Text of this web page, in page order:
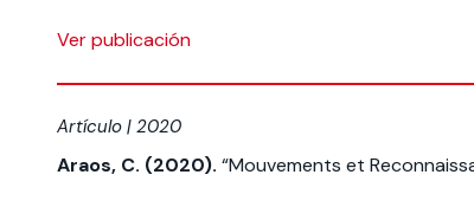
Ver publicación
Artículo | 2020
Araos, C. (2020). “Mouvements et